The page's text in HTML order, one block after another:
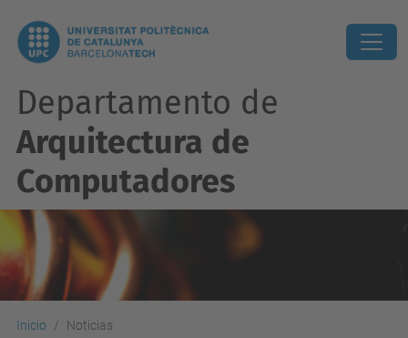
Departamento de
Arquitectura de
Computadores
Inicio Noticias